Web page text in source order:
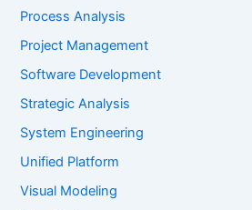
Process Analysis
Project Management
Software Development
Strategic Analysis
System Engineering
Unified Platform
Visual Modeling